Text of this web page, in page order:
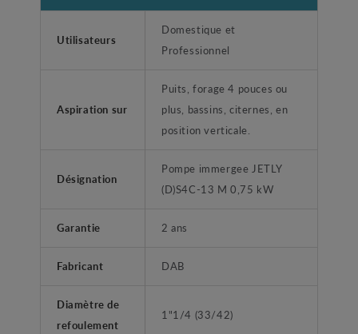
Utilisateurs
Domestique et
Professionnel
Aspiration sur
Puits, forage 4 pouces ou
plus, bassins, citernes, en
position verticale.
Désignation
Pompe immergee JETLY
(D)S4C-13 M 0,75 kW
Garantie 2 ans
Fabricant DAB
Diamètre de
refoulement
1"1/4 (33/42)